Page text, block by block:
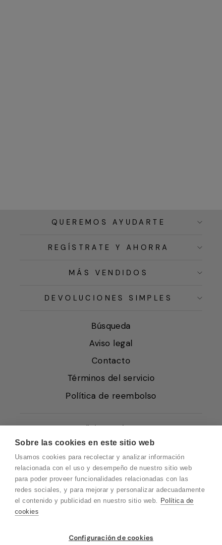
Sobre las cookies en este sitio web
Usamos cookies para recolectar y analizar información
relacionada con el uso y desempeño de nuestro sitio web
para poder proveer funcionalidades relacionadas con las
redes sociales, y para mejorar y personalizar adecuadamente
el contenido y publicidad en nuestro sitio web. Política de
cookies
Configuración de cookies
QUEREMOS AYUDARTE
REGÍSTRATE Y AHORRA
MÁS VENDIDOS
DEVOLUCIONES SIMPLES
Búsqueda
Aviso legal
Contacto
Términos del servicio
Política de reembolso
Condiciones de Venta
Quiénes somos
Política de Cookies
Protección de Datos
Blog EN
Blog DE
Vuelvo en un momento. Recuerda que
nuestro horario de atención al cliente es de